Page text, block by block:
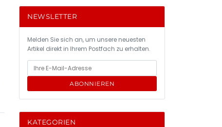
NEWSLETTER
Melden Sie sich an, um unsere neuesten
Artikel direkt in Ihrem Postfach zu erhalten.
ABONNIEREN
KATEGORIEN